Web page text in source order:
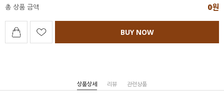
총 상품 금액 0원
BUY NOW
상품상세 리뷰 관련상품